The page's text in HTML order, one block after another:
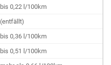
bis 0,22 l/100km
(entfällt)
bis 0,36 l/100km
bis 0,51 l/100km